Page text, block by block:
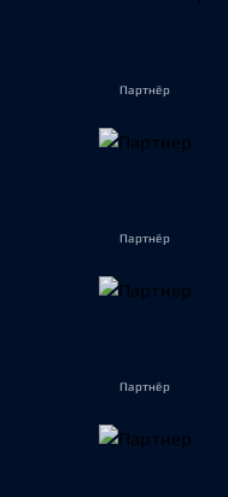
Партнёр
Партнёр
Партнёр